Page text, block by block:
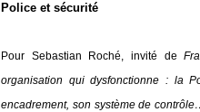
Police et sécurité
Pour Sebastian Roché, invité de
organisation qui dysfonctionne : la
encadrement, son système de